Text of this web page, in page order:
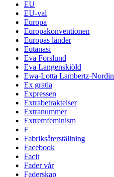
EU
EU-val
Europa
Europakonventionen
Europas länder
Eutanasi
Eva Forslund
Eva Langenskiöld
Ewa-Lotta Lambertz-Nordin
Ex gratia
Expressen
Extrabetraktelser
Extranummer
Extremfeminism
F
Fabriksåterställning
Facebook
Facit
Fader vår
Faderskap